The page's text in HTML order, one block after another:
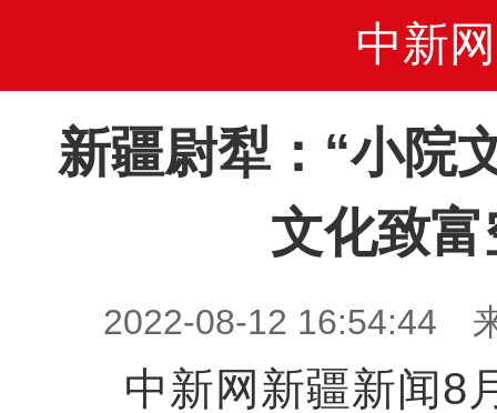
中新网
新疆尉犁：“小院
文化致
2022-08-12 16:54:44
中新网新疆新闻8